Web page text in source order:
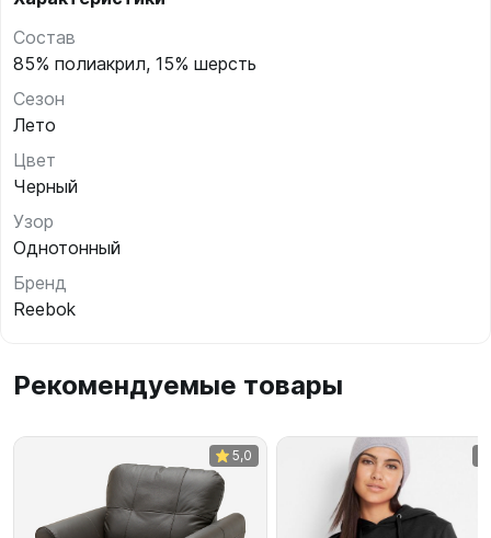
Состав
85% полиакрил, 15% шерсть
Сезон
Лето
Цвет
Черный
Узор
Однотонный
Бренд
Reebok
Рекомендуемые товары
5,0